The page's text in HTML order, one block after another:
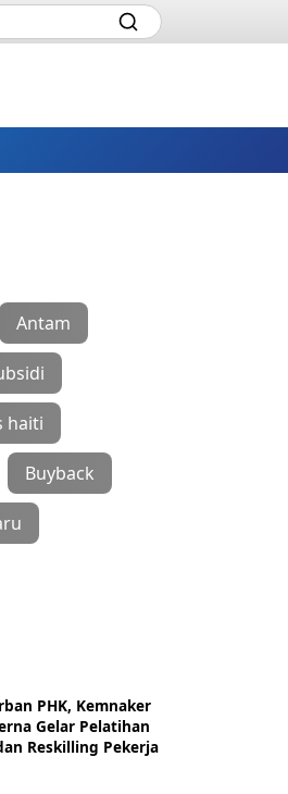
Antam
haiti
Buyback
PHK, Kemnaker
Gelar Pelatihan
Reskilling Pekerja